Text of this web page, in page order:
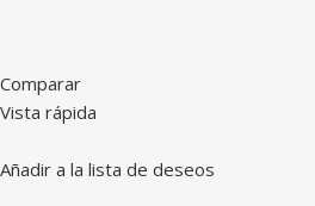
Comparar
Vista rápida
Añadir a la lista de deseos